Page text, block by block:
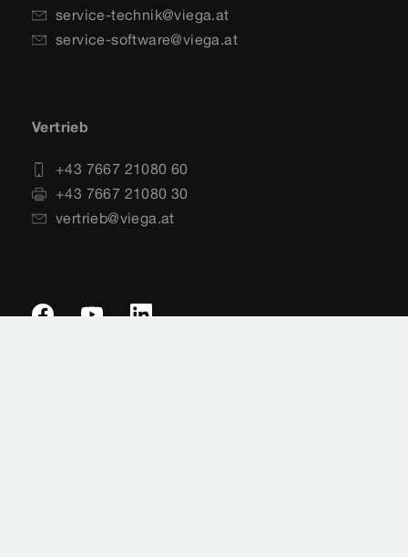
service-technik@viega.at
service-software@viega.at
Vertrieb
+43 7667 21080 60
+43 7667 21080 30
vertrieb@viega.at